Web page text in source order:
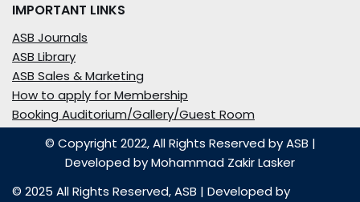
IMPORTANT LINKS
ASB Journals
ASB Library
ASB Sales & Marketing
How to apply for Membership
Booking Auditorium/Gallery/Guest Room
© Copyright 2022, All Rights Reserved by ASB |
Developed byMohammad Zakir Lasker
© 2025 All Rights Reserved,ASB | Developed by